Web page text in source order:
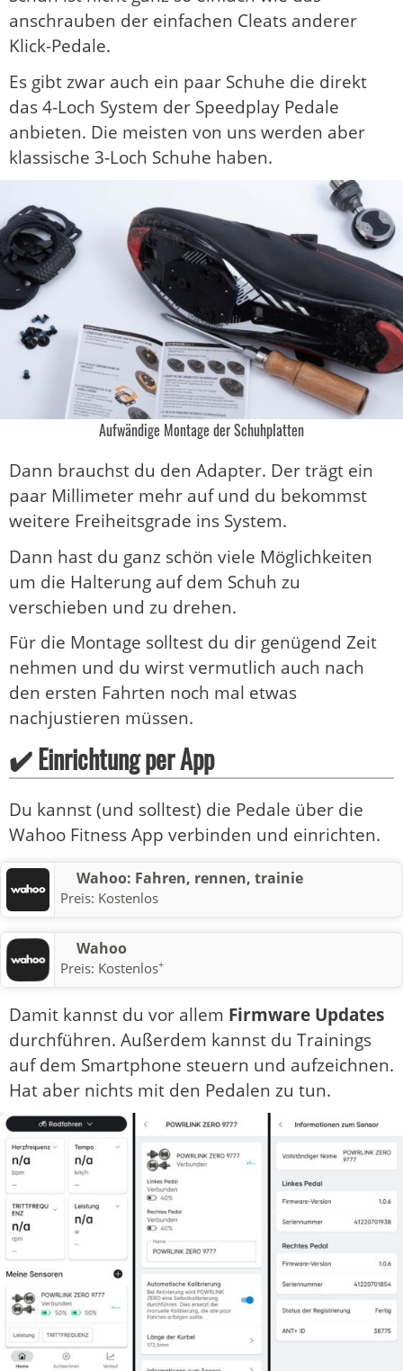
anschrauben der einfachen Cleats anderer
Klick-Pedale.
Es gibt zwar auch ein paar Schuhe die direkt
das 4-Loch System der Speedplay Pedale
anbieten. Die meisten von uns werden aber
klassische 3-Loch Schuhe haben.
Aufwändige Montage der Schuhplatten
Dann brauchst du den Adapter. Der trägt ein
paar Millimeter mehr auf und du bekommst
weitere Freiheitsgrade ins System.
Dann hast du ganz schön viele Möglichkeiten
um die Halterung auf dem Schuh zu
verschieben und zu drehen.
Für die Montage solltest du dir genügend Zeit
nehmen und du wirst vermutlich auch nach
den ersten Fahrten noch mal etwas
nachjustieren müssen.
✔️ Einrichtung per App
Du kannst (und solltest) die Pedale über die
Wahoo Fitness App verbinden und einrichten.
Wahoo: Fahren, rennen, trainie
Preis: Kostenlos
Wahoo
Preis: Kostenlos+
Damit kannst du vor allem Firmware Updates
durchführen. Außerdem kannst du Trainings
auf dem Smartphone steuern und aufzeichnen.
Hat aber nichts mit den Pedalen zu tun.